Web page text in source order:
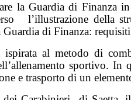
la Guardia di Finanza
l’illustrazione della
Guardia di Finanza:
al metodo di
sportivo. In
e trasporto di un